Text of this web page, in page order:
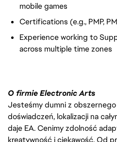
mobile games
Certifications (e.g., PMP,
Experience working to
across multiple time zones
O firmie Electronic Arts
Jesteśmy dumni z
doświadczeń, lokalizacji na
daje EA. Cenimy zdolność
kreatywność i ciekawość. Od